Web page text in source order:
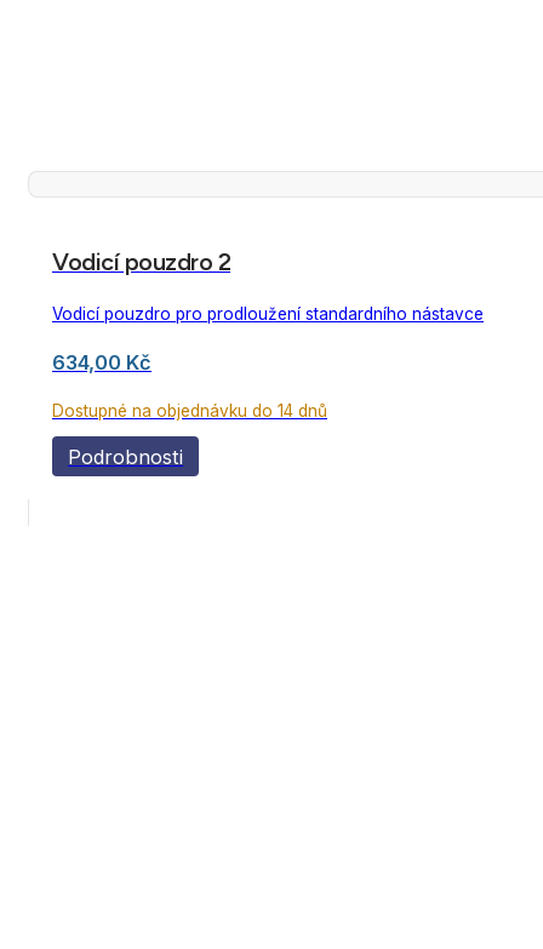
Vodicí pouzdro 2
Vodicí pouzdro pro prodloužení standardního nástavce
634,00 Kč
Dostupné na objednávku do 14 dnů
Podrobnosti